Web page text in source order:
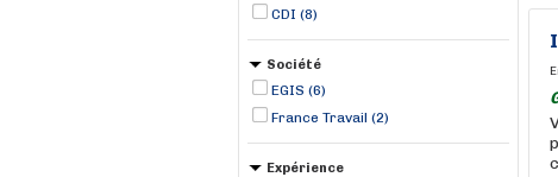
CDI (8)
Société
EGIS (6)
France Travail (2)
Expérience